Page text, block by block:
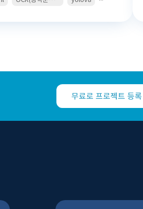
무료로 프로젝트 등록